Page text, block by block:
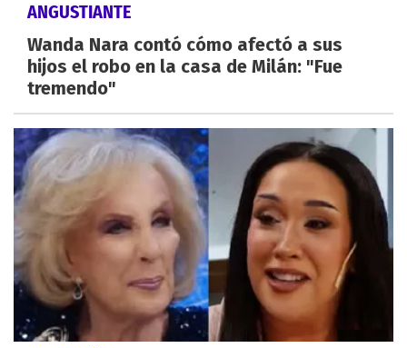
ANGUSTIANTE
Wanda Nara contó cómo afectó a sus
hijos el robo en la casa de Milán: "Fue
tremendo"